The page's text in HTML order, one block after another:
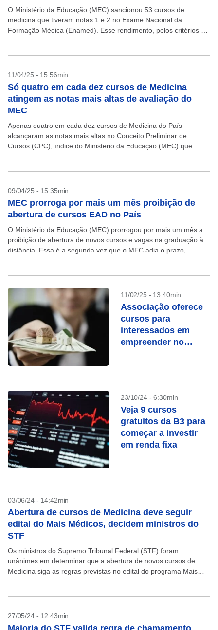
O Ministério da Educação (MEC) sancionou 53 cursos de
medicina que tiveram notas 1 e 2 no Exame Nacional da
Formação Médica (Enamed). Esse rendimento, pelos critérios da
11/04/25 - 15:56min
Só quatro em cada dez cursos de Medicina
atingem as notas mais altas de avaliação do
MEC
Apenas quatro em cada dez cursos de Medicina do País
alcançaram as notas mais altas no Conceito Preliminar de
Cursos (CPC), índice do Ministério da Educação (MEC) que
09/04/25 - 15:35min
MEC prorroga por mais um mês proibição de
abertura de cursos EAD no País
O Ministério da Educação (MEC) prorrogou por mais um mês a
proibição de abertura de novos cursos e vagas na graduação à
distância. Essa é a segunda vez que o MEC adia o prazo,...
11/02/25 - 13:40min
Associação oferece
cursos para
interessados em
empreender no
23/10/24 - 6:30min
Veja 9 cursos
gratuitos da B3 para
começar a investir
em renda fixa
03/06/24 - 14:42min
Abertura de cursos de Medicina deve seguir
edital do Mais Médicos, decidem ministros do
STF
Os ministros do Supremo Tribunal Federal (STF) foram
unânimes em determinar que a abertura de novos cursos de
Medicina siga as regras previstas no edital do programa Mais
27/05/24 - 12:43min
Maioria do STF valida regra de chamamento